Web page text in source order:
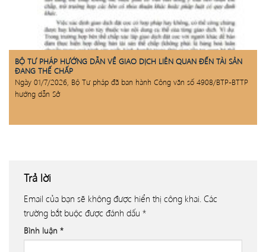
BỘ TƯ PHÁP HƯỚNG DẪN VỀ GIAO DỊCH LIÊN QUAN ĐẾN TÀI SẢN
ĐANG THẾ CHẤP
Ngày 01/7/2026, Bộ Tư pháp đã ban hành Công văn số 4908/BTP-BTTP
hướng dẫn Sở
Trả lời
Email của bạn sẽ không được hiển thị công khai. Các
trường bắt buộc được đánh dấu *
Bình luận *